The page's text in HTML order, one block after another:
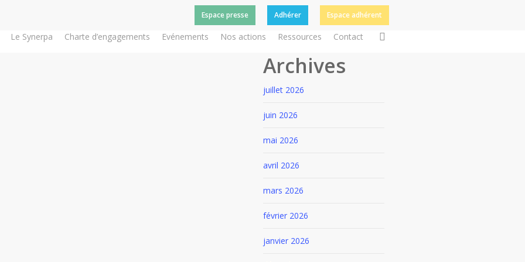
Espace presse Adhérer Espace adhérent
Le Synerpa Charte d’engagements Evénements Nos actions Ressources Contact
Archives
juillet 2026
juin 2026
mai 2026
avril 2026
mars 2026
février 2026
janvier 2026